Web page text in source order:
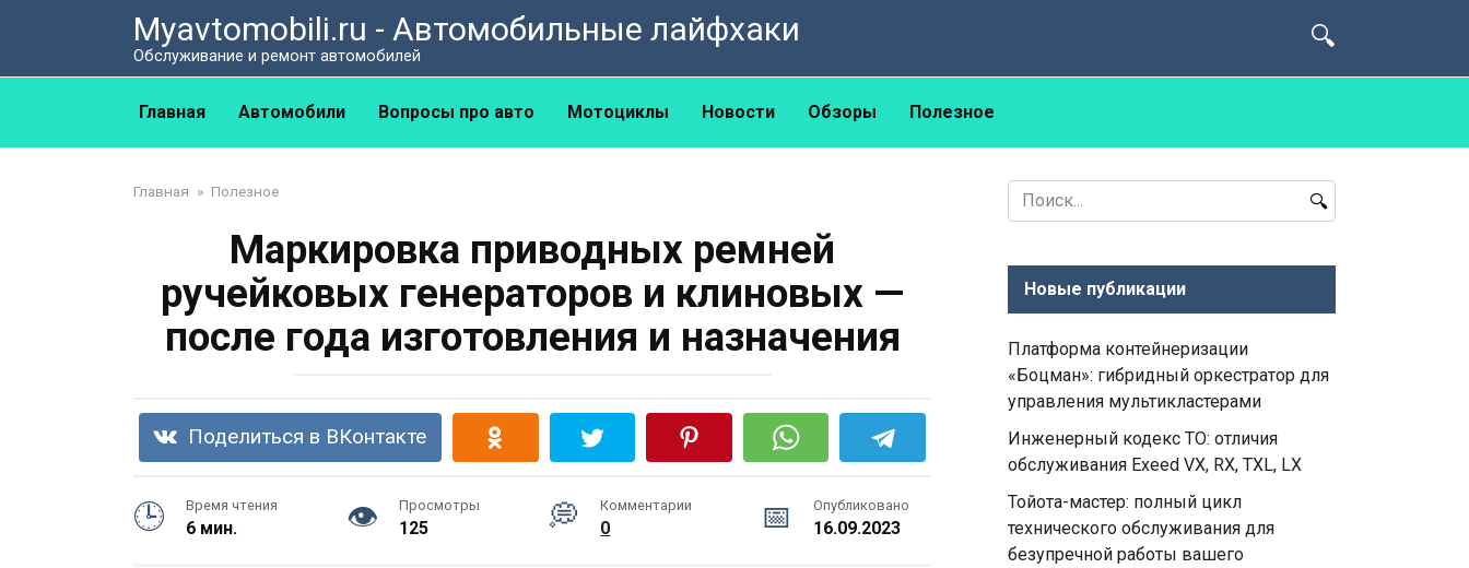
Myavtomobili.ru - Автомобильные лайфхаки
Обслуживание и ремонт автомобилей
Главная Автомобили Вопросы про авто Мотоциклы Новости Обзоры Полезное
Главная » Полезное
Маркировка приводных ремней
ручейковых генераторов и клиновых —
после года изготовления и назначения
Поделиться в ВКонтакте
Время чтения
6 мин.
Просмотры
125
Комментарии
0
Опубликовано
16.09.2023
Search
for:
Новые публикации
Платформа контейнеризации
«Боцман»: гибридный оркестратор для
управления мультикластерами
Инженерный кодекс ТО: отличия
обслуживания Exeed VX, RX, TXL, LX
Тойота-мастер: полный цикл
технического обслуживания для
безупречной работы вашего